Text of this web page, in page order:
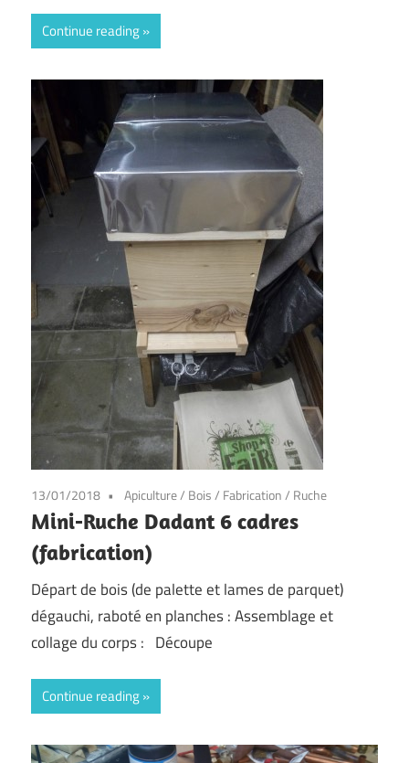
Continue reading
13/01/2018 Apiculture/ Bois/ Fabrication/ Ruche
Mini-Ruche Dadant 6 cadres
(fabrication)
Départ de bois (de palette et lames de parquet)
dégauchi, raboté en planches : Assemblage et
collage du corps : Découpe
Continue reading